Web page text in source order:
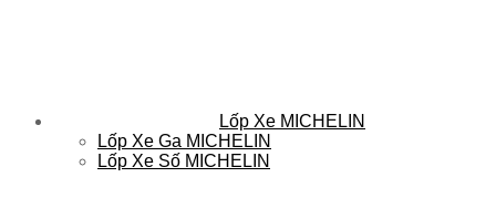
Lốp Xe MICHELIN
Lốp Xe Ga MICHELIN
Lốp Xe Số MICHELIN